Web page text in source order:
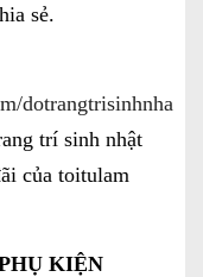
sẻ.
trí sinh nhật
của toitulam
KIỆN